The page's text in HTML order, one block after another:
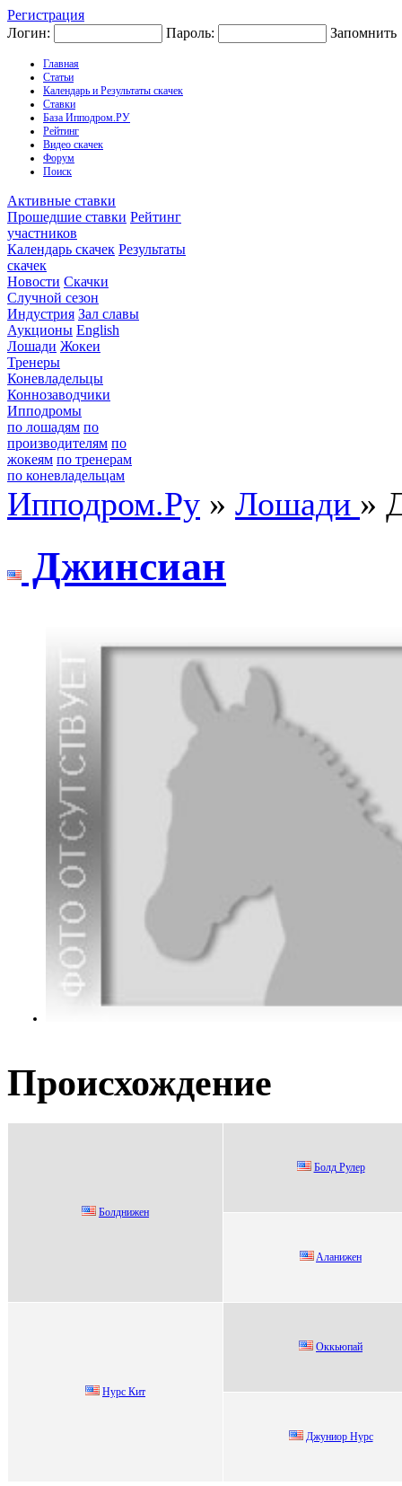
Регистрация
Логин:
Пароль: Запомнить
Главная
Статьи
Календарь и Результаты скачек
Ставки
База Ипподром.РУ
Рейтинг
Видео скачек
Форум
Поиск
Активные ставки
Прошедшие ставки Рейтинг
участников
Календарь скачек Результаты
скачек
Новости Скачки
Случной сезон
Индустрия Зал славы
Аукционы English
Лошади Жокеи
Тренеры
Коневладельцы
Коннозаводчики
Ипподромы
по лошадям по
производителям по
жокеям по тренерам
по коневладельцам
Ипподром.Ру » Лошади »
Джинсиaн
Происхождение
Бoлднижeн
Болд Pулер
Aлaнижeн
Нурc Кит
Oккьюпaй
Джуниор Hурc